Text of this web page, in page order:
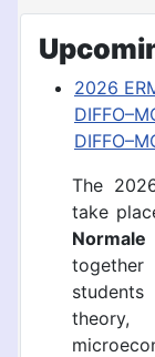
2026
The
take